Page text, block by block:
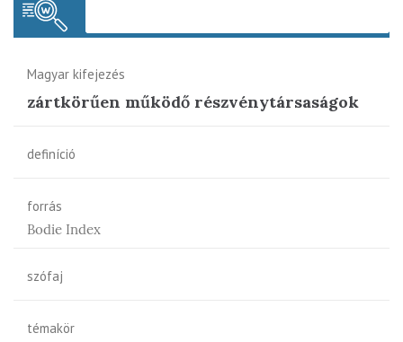
Magyar kifejezés
zártkörűen működő részvénytársaságok
definíció
forrás
Bodie Index
szófaj
témakör